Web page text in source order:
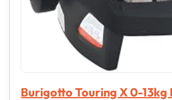
Burigotto Touring X 0-13kg